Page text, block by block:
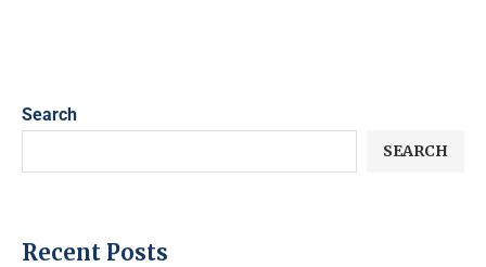
Search
SEARCH
Recent Posts